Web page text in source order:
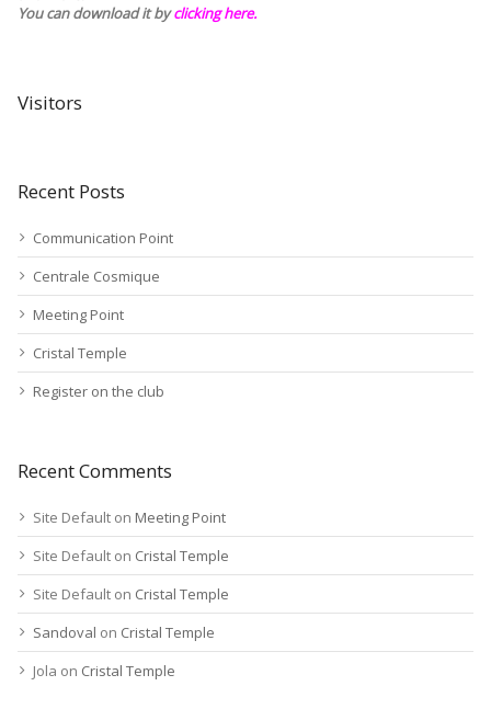
You can download it byclicking here.
Visitors
Recent Posts
Communication Point
Centrale Cosmique
Meeting Point
Cristal Temple
Register on the club
Recent Comments
Site Default on Meeting Point
Site Default on Cristal Temple
Site Default on Cristal Temple
Sandoval on Cristal Temple
Jola on Cristal Temple